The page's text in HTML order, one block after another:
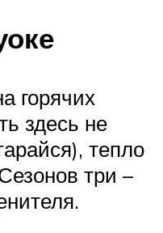
горячих
здесь не
тепло
три –